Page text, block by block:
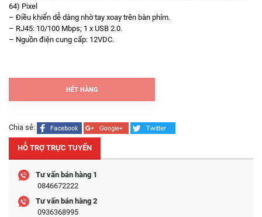
64) Pixel
– Điều khiển dễ dàng nhờ tay xoay trên bàn phím.
– RJ45: 10/100 Mbps; 1 x USB 2.0.
– Nguồn điện cung cấp: 12VDC.
HẾT HÀNG
Chia sẻ:
HỖ TRỢ TRỰC TUYẾN
Tư vấn bán hàng 1
0846672222
Tư vấn bán hàng 2
0936368995